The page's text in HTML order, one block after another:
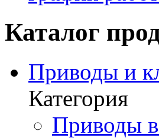
Каталог
Приводы и
Категория
Приводы